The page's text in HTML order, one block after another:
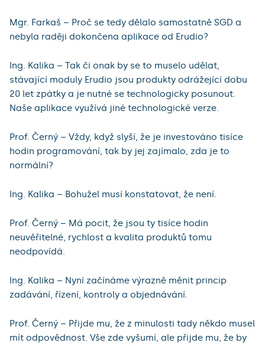
Mgr. Farkaš – Proč se tedy dělalo samostatně SGD a
nebyla raději dokončena aplikace od Erudio?
Ing. Kalika – Tak či onak by se to muselo udělat,
stávající moduly Erudio jsou produkty odrážející dobu
20 let zpátky a je nutné se technologicky posunout.
Naše aplikace využívá jiné technologické verze.
Prof. Černý – Vždy, když slyší, že je investováno tisíce
hodin programování, tak by jej zajímalo, zda je to
normální?
Ing. Kalika – Bohužel musí konstatovat, že není.
Prof. Černý – Má pocit, že jsou ty tisíce hodin
neuvěřitelné, rychlost a kvalita produktů tomu
neodpovídá.
Ing. Kalika – Nyní začínáme výrazně měnit princip
zadávání, řízení, kontroly a objednávání.
Prof. Černý – Přijde mu, že z minulosti tady někdo musel
mít odpovědnost. Vše zde vyšumí, ale přijde mu, že by